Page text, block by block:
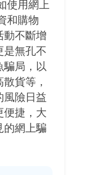
使用網上
和購物
動不斷增
是無孔不
騙局，以
貨等，
風險日益
便捷，大
的網上騙